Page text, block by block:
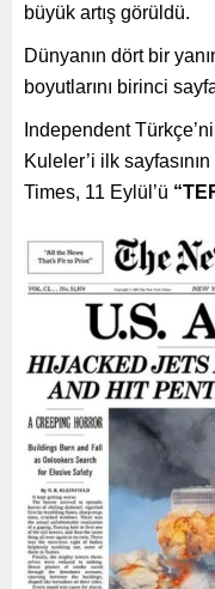
büyük artış görüldü.
Dünyanın dört bir
boyutlarını birinci
Independent
Kuleler’i ilk
Times, 11 Eylül’ü